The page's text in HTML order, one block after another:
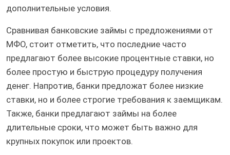
дополнительные условия.
Сравнивая банковские займы с предложениями от
МФО, стоит отметить, что последние часто
предлагают более высокие процентные ставки, но
более простую и быструю процедуру получения
денег. Напротив, банки предложат более низкие
ставки, но и более строгие требования к заемщикам.
Также, банки предлагают займы на более
длительные сроки, что может быть важно для
крупных покупок или проектов.